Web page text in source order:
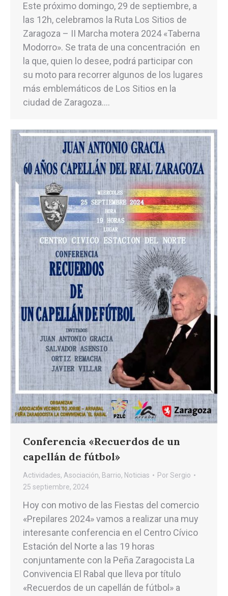
Este próximo domingo, 29 de septiembre, a
las 12h, celebramos la Ruta Los Sitios de
Zaragoza – II Marcha motera 2024 «Taberna
Modorro». Se trata de una concentración en
la que, quien lo desee, podrá participar con
su moto para recorrer algunos de los lugares
más emblemáticos de Los Sitios en la
ciudad de Zaragoza.…
Conferencia «Recuerdos de un
capellán de fútbol»
Actividades, Asociación, Barrio, Noticias PorSergio
25 septiembre, 2024
Hoy con motivo de las Fiestas del comercio
«Prepilares 2024» vamos a realizar una muy
interesante conferencia en el Centro Cívico
Estación del Norte a las 19 horas
conjuntamente con la Peña Zaragocista La
Convivencia El Rabal que lleva por título
«Recuerdos de un capellán de fútbol» a